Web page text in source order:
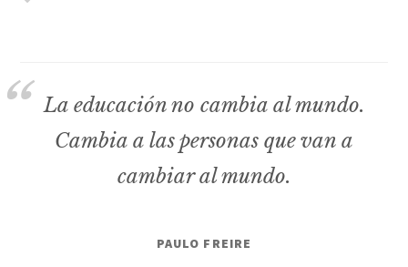
La educación no cambia al mundo.
Cambia a las personas que van a
cambiar al mundo.
PAULO FREIRE